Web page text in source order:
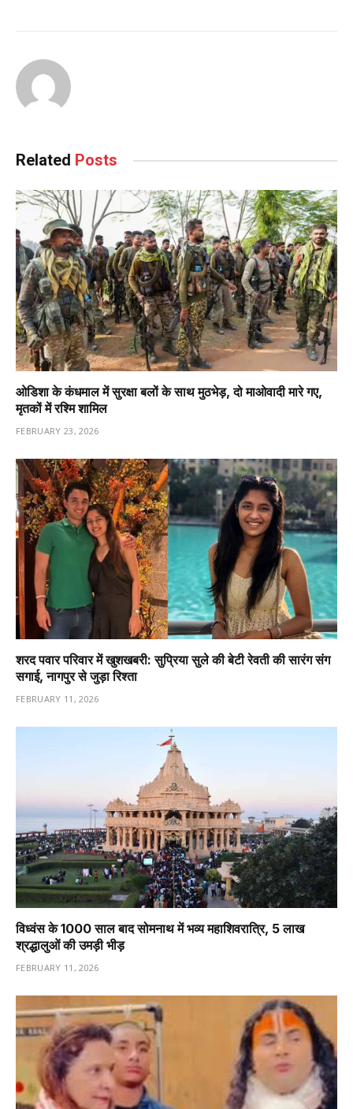
Related Posts
ओडिशा के कंधमाल में सुरक्षा बलों के साथ मुठभेड़, दो माओवादी मारे गए,
मृतकों में रश्मि शामिल
FEBRUARY 23, 2026
शरद पवार परिवार में खुशखबरी: सुप्रिया सुले की बेटी रेवती की सारंग संग
सगाई, नागपुर से जुड़ा रिश्ता
FEBRUARY 11, 2026
विध्वंस के 1000 साल बाद सोमनाथ में भव्य महाशिवरात्रि, 5 लाख
श्रद्धालुओं की उमड़ी भीड़
FEBRUARY 11, 2026